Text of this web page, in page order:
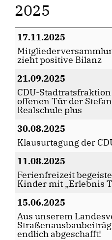
2025
17.11.2025
zieht positive Bilanz
21.09.2025
CDU-
offenen Tür der
Realschule plus
30.08.2025
Klausurtagung der
11.08.2025
Ferienfreizeit
Kinder mit „Erlebnis
15.06.2025
Aus unserem
endlich abgeschafft!